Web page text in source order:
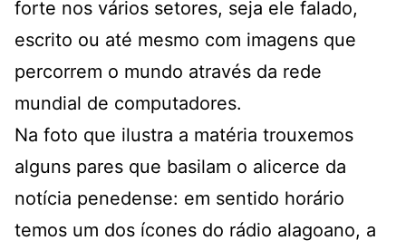
forte nos vários setores, seja ele falado,
escrito ou até mesmo com imagens que
percorrem o mundo através da rede
mundial de computadores.
Na foto que ilustra a matéria trouxemos
alguns pares que basilam o alicerce da
notícia penedense: em sentido horário
temos um dos ícones do rádio alagoano, a